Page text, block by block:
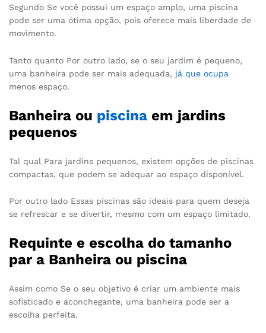
Segundo Se você possui um espaço amplo, uma piscina
pode ser uma ótima opção, pois oferece mais liberdade de
movimento.
Tanto quanto Por outro lado, se o seu jardim é pequeno,
uma banheira pode ser mais adequada, já que ocupa
menos espaço.
Banheira ou piscina em jardins
pequenos
Tal qual Para jardins pequenos, existem opções de piscinas
compactas, que podem se adequar ao espaço disponível.
Por outro lado Essas piscinas são ideais para quem deseja
se refrescar e se divertir, mesmo com um espaço limitado.
Requinte e escolha do tamanho
par a Banheira ou piscina
Assim como Se o seu objetivo é criar um ambiente mais
sofisticado e aconchegante, uma banheira pode ser a
escolha perfeita.